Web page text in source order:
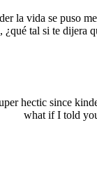
la vida se puso
¿qué tal si te dijera
hectic since
what if I told